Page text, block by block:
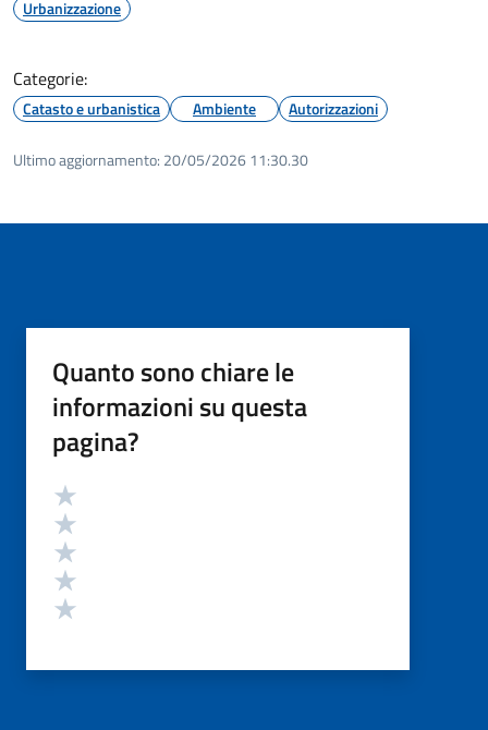
Urbanizzazione
Categorie:
Catasto e urbanistica Ambiente Autorizzazioni
Ultimo aggiornamento: 20/05/2026 11:30.30
Quanto sono chiare le
informazioni su questa
pagina?
Valutazione